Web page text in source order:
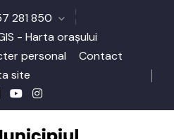
281 850
- Harta orașului
personal
Contact
site